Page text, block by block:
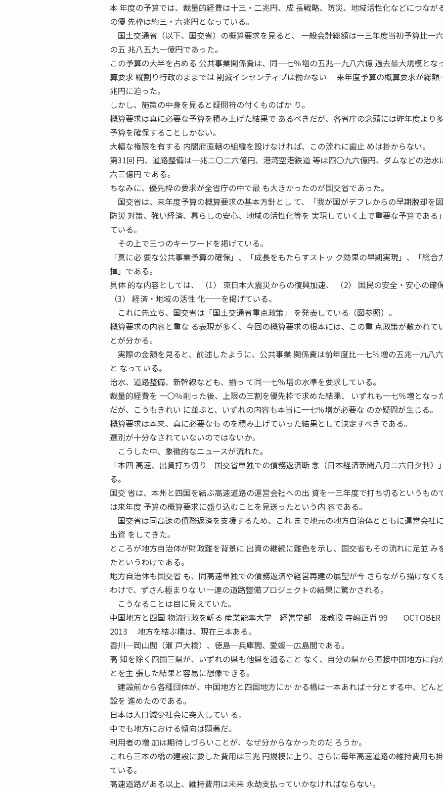
本 年度の予算では、裁量的経費は十三・二兆円、成 長戦略、防災、地域活性化などにつなが
の優 先枠は約三・六兆円となっている。
国土交通省（以下、国交省）の概算要求を見ると、 一般会計総額は一三年度当初予算比一
の五 兆八五九一億円であった。
この予算の大半を占める 公共事業関係費は、同一七％増の五兆一九八六億 過去最大規模とな
算要求 縦割り行政のままでは 削減インセンティブは働かない 来年度予算の概算要求が総額
兆円に迫った。
しかし、施策の中身を見ると疑問符の付くものばか り。
概算要求は真に必要な予算を積み上げた結果で あるべきだが、各省庁の念頭には昨年度より
予算を確保することしかない。
大幅な権限を有する 内閣府直轄の組織を設けなければ、この流れに歯止 めは掛からない。
第31回 円、道路整備は一兆二〇二六億円、港湾空港鉄道 等は四〇九六億円、ダムなどの治水
六三億円 である。
ちなみに、優先枠の要求が全省庁の中で最 も大きかったのが国交省であった。
国交省は、来年度予算の概算要求の基本方針とし て、「我が国がデフレからの早期脱却を図
防災 対策、強い経済、暮らしの安心、地域の活性化等を 実現していく上で重要な予算である
ている。
その上で三つのキーワードを掲げている。
「真に必 要な公共事業予算の確保」、「成長をもたらすストッ ク効果の早期実現」、「総合
揮」である。
具体 的な内容としては、 （1） 東日本大震災からの復興加速、 （2） 国民の安全・安心の確保
（3） 経済・地域の活性 化──を掲げている。
これに先立ち、国交省は「国土交通省重点政策」 を発表している（図参照）。
概算要求の内容と重な る表現が多く、今回の概算要求の根本には、この重 点政策が敷かれて
とが分かる。
実際の金額を見ると、前述したように、公共事業 関係費は前年度比一七％増の五兆一九八
と なっている。
治水、道路整備、新幹線なども、揃っ て同一七％増の水準を要求している。
裁量的経費を 一〇％削った後、上限の三割を優先枠で求めた結果、 いずれも一七％増となっ
だが、こうもきれい に並ぶと、いずれの内容も本当に一七％増が必要な のか疑問が生じる。
概算要求は本来、真に必要なも のを積み上げていった結果として決定すべきである。
選別が十分なされていないのではないか。
こうした中、象徴的なニュースが流れた。
「本四 高速、出資打ち切り 国交省単独での債務返済断 念（日本経済新聞八月二六日夕刊）
る。
国交 省は、本州と四国を結ぶ高速道路の運営会社への出 資を一三年度で打ち切るというもの
は来年度 予算の概算要求に盛り込むことを見送ったという内 容である。
国交省は同高速の債務返済を支援するため、これ まで地元の地方自治体とともに運営会社
出資 をしてきた。
ところが地方自治体が財政難を背景に 出資の継続に難色を示し、国交省もその流れに足並 み
たというわけである。
地方自治体も国交省 も、同高速単独での債務返済や経営再建の展望が今 さらながら描けなく
わけで、ずさん極まりな い一連の道路整備プロジェクトの結果に驚かされる。
こうなることは目に見えていた。
中国地方と四国 物流行政を斬る 産業能率大学 経営学部 准教授 寺嶋正尚 99 OCTOBER
2013 地方を結ぶ橋は、現在三本ある。
香川─岡山間（瀬 戸大橋）、徳島─兵庫間、愛媛─広島間である。
高 知を除く四国三県が、いずれの県も他県を通ること なく、自分の県から直接中国地方に向
とを主 張した結果と容易に想像できる。
建設前から各種団体が、中国地方と四国地方にか かる橋は一本あれば十分とする中、どん
設を 進めたのである。
日本は人口減少社会に突入してい る。
中でも地方における傾向は顕著だ。
利用者の増 加は期待しづらいことが、なぜ分からなかったのだ ろうか。
これら三本の橋の建設に要した費用は三兆 円規模に上り、さらに毎年高速道路の維持費用も
ている。
高速道路がある以上、維持費用は未来 永劫支払っていかなければならない。